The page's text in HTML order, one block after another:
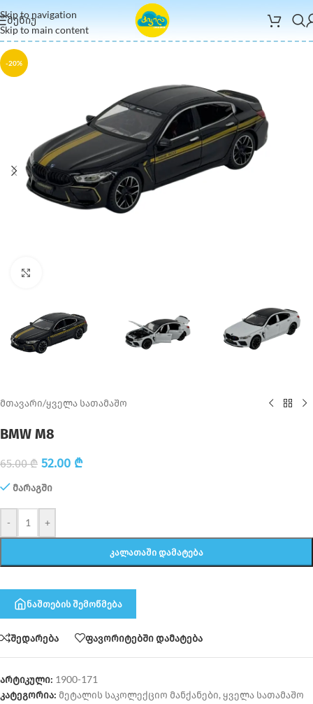
Skip to navigation
Skip to main content
ᲛᲔᲜᲘᲣ
-20%
მთავარი/ყველა სათამაშო
BMW M8
65.00₾ 52.00 ₾
მარაგში
- +
ᲙᲐᲚᲐᲗᲐᲨᲘ ᲓᲐᲛᲐᲢᲔᲑᲐ
ნაშთების შემოწმება
შედარება ფავორიტებში დამატება
არტიკული: 1900-171
კატეგორია: მეტალის საკოლექციო მანქანები, ყველა სათამაშო